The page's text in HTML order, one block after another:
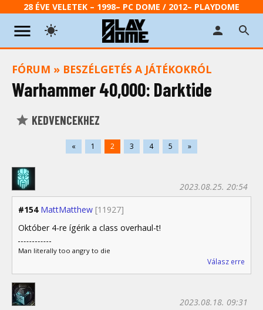
28 ÉVE VELETEK – 1998– PC DOME / 2012– PLAYDOME
FÓRUM » BESZÉLGETÉS A JÁTÉKOKRÓL
Warhammer 40,000: Darktide
KEDVENCEKHEZ
« 1 2 3 4 5 »
#154 MattMatthew [11927]
2023.08.25. 20:54
Október 4-re ígérik a class overhaul-t!
Man literally too angry to die
Válasz erre
2023.08.18. 09:31